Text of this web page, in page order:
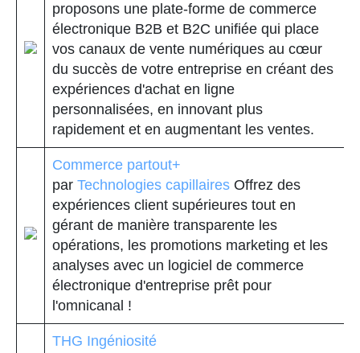
proposons une plate-forme de commerce
électronique B2B et B2C unifiée qui place
vos canaux de vente numériques au cœur
du succès de votre entreprise en créant des
expériences d'achat en ligne
personnalisées, en innovant plus
rapidement et en augmentant les ventes.
Commerce partout+
par Technologies capillaires Offrez des
expériences client supérieures tout en
gérant de manière transparente les
opérations, les promotions marketing et les
analyses avec un logiciel de commerce
électronique d'entreprise prêt pour
l'omnicanal !
THG Ingéniosité